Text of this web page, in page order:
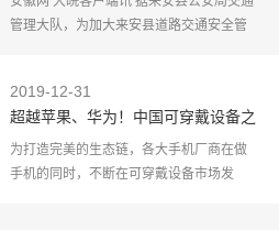
管理大队，为加大来安县道路交通安全管
出行环境。根据
2019-12-31
超越苹果、华为！中国可穿戴设备之
王诞生，靠性价比拿下销量第一
为打造完美的生态链，各大手机厂商在做
手机的同时，不断在可穿戴设备市场发